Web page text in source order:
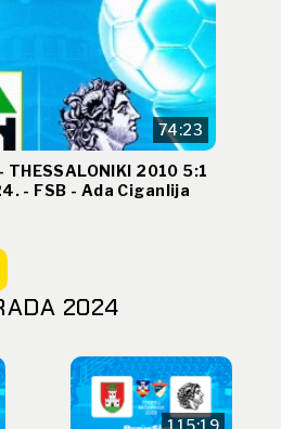
74:23
THESSALONIKI 2010 5:1
- FSB - Ada Ciganlija
2024